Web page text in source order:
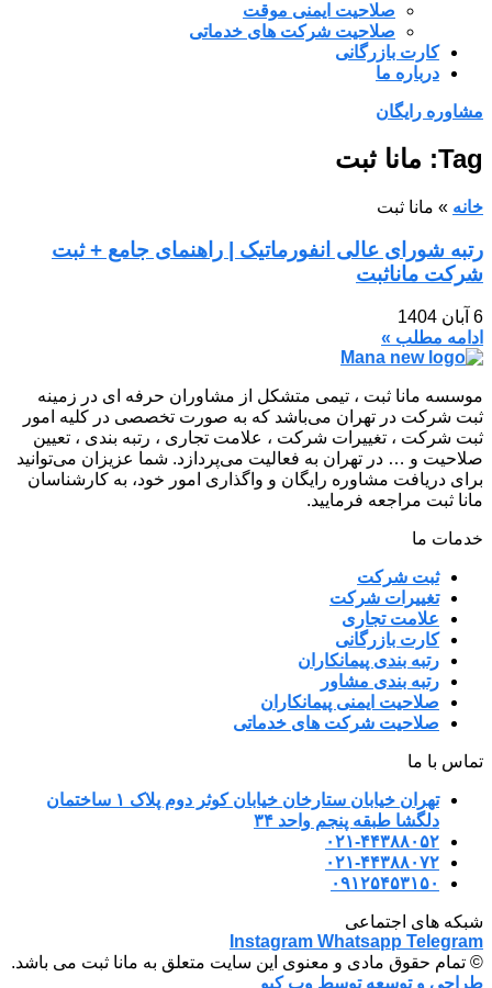
صلاحیت ایمنی موقت
صلاحیت شرکت های خدماتی
کارت بازرگانی
درباره ما
مشاوره رایگان
Tag: مانا ثبت
خانه » مانا ثبت
رتبه شورای عالی انفورماتیک | راهنمای جامع + ثبت
شرکت مانا‌ثبت
6 آبان 1404
ادامه مطلب »
موسسه مانا ثبت ، تیمی متشکل از مشاوران حرفه ای در زمینه
ثبت شرکت در تهران می‌باشد که به صورت تخصصی در کلیه امور
ثبت شرکت ، تغییرات شرکت ، علامت تجاری ، رتبه بندی ، تعیین
صلاحیت و … در تهران به فعالیت می‌پردازد. شما عزیزان می‌توانید
برای دریافت مشاوره رایگان و واگذاری امور خود، به کارشناسان
مانا ثبت مراجعه فرمایید.
خدمات ما
ثبت شرکت
تغییرات شرکت
علامت تجاری
کارت بازرگانی
رتبه بندی پیمانکاران
رتبه بندی مشاور
صلاحیت ایمنی پیمانکاران
صلاحیت شرکت های خدماتی
تماس با ما
تهران خیابان ستارخان خیابان کوثر دوم پلاک ۱ ساختمان
دلگشا طبقه پنجم واحد ۳۴
۰۲۱-۴۴۳۸۸۰۵۲
۰۲۱-۴۴۳۸۸۰۷۲
۰۹۱۲۵۴۵۳۱۵۰
شبکه های اجتماعی
Instagram Whatsapp Telegram
© تمام حقوق مادی و معنوی این سایت متعلق به مانا ثبت می باشد.
طراحی و توسعه توسط وب کیو